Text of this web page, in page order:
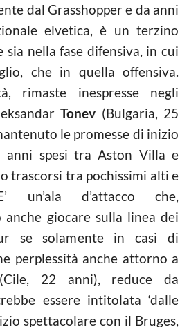
dal Grasshopper e da anni
elvetica, è un terzino
nella fase difensiva, in cui
che in quella offensiva.
rimaste inespresse negli
Tonev (Bulgaria, 25
le promesse di inizio
spesi tra Aston Villa e
trascorsi tra pochissimi alti e
un’ala d’attacco che,
anche giocare sulla linea dei
se solamente in casi di
perplessità anche attorno a
22 anni), reduce da
essere intitolata ‘dalle
spettacolare con il Bruges,